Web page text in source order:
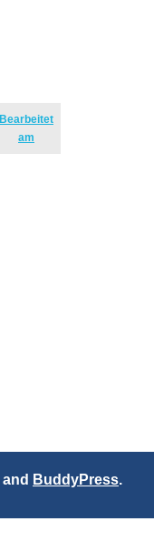
Bearbeitet
am
and BuddyPress.